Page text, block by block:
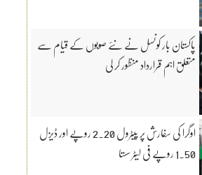
پاکستان بار کونسل نے نئے صوبوں کے قیام سے
متعلق اہم قرارداد منظور کر لی
اوگرا کی سفارش پر پیٹرول 2.20 روپے اور ڈیزل
1.50 روپے فی لیٹر سستا